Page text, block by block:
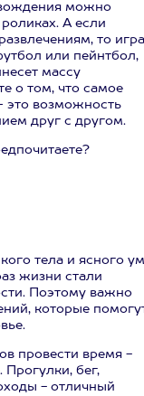
можно
А если
то игра
или пейнтбол,
массу
о том, что самое
это возможность
друг с другом.
тела и ясного
жизни стали
Поэтому важно
которые
провести время -
бег,
- отличный